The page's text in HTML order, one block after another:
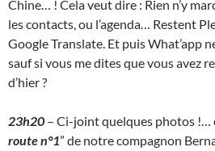
Chine… ! Cela veut dire : Rien n’y
les contacts, ou l’agenda… Restent
Google Translate. Et puis What’app
sauf si vous me dites que vous avez
d’hier ?
23h20 – Ci-joint quelques photos !…
route n°1” de notre compagnon